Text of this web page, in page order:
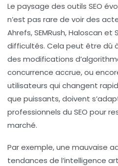
Le paysage des outils SEO
n’est pas rare de voir des
Ahrefs,SEMRush,Haloscan et
difficultés. Cela peut être dû
des modifications
concurrence accrue, ou
utilisateurs qui changent
que puissants, doivent
professionnels du SEO pour
marché.
Par exemple, une mauvaise
tendances de l’intelligence